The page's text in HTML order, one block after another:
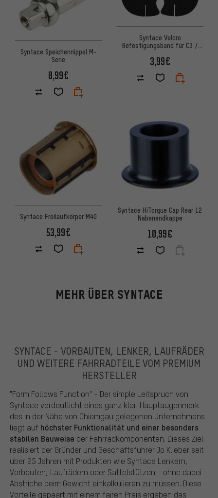
Syntace Speichennippel M-
Serie
0,99€
Syntace Velcro
Befestigungsband für C3 /
3,99€
Syntace Freilaufkörper M40
53,99€
Syntace HiTorque Cap Rear 12
Nabenendkappe
10,99€
MEHR ÜBER SYNTACE
SYNTACE - VORBAUTEN, LENKER, LAUFRÄDER
UND WEITERE FAHRRADTEILE VOM PREMIUM
HERSTELLER
"Form Follows Function" - Der simple Leitspruch von
Syntace verdeutlicht eines ganz klar: Hauptaugenmerk
des in der Nähe von Chiemgau gelegenen Unternehmens
liegt auf höchster Funktionalität und einer besonders
stabilen Bauweise der Fahrradkomponenten. Dieses Ziel
realisiert der Gründer und Geschäftsführer Jo Klieber seit
über 25 Jahren mit Produkten wie Syntace Lenkern,
Vorbauten, Laufrädern oder Sattelstützen - ohne dabei
Abstriche beim Gewicht einkalkulieren zu müssen. Diese
Vorteile gepaart mit einem fairen Preis ergeben das